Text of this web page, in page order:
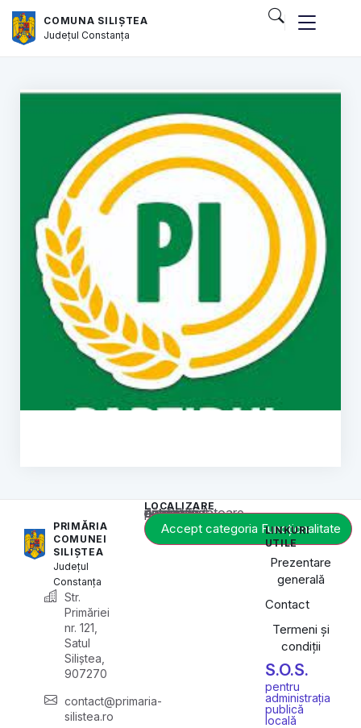
COMUNA SILIȘTEA
JudețulConstanța
PRIMĂRIA
COMUNEI
SILIȘTEA
Județul
Constanța
Str.
Primăriei
nr. 121,
Satul
Siliștea,
907270
contact@primaria-
silistea.ro
LOCALIZARE
Acest conținut este blocat până când acceptați categoria corespunzătoare de cookie-uri.
Accept categoria Funcționalitate
LINKURI
UTILE
Prezentare
generală
Contact
Termeni și
condiții
S.O.S.
pentru
administrația
publică
locală